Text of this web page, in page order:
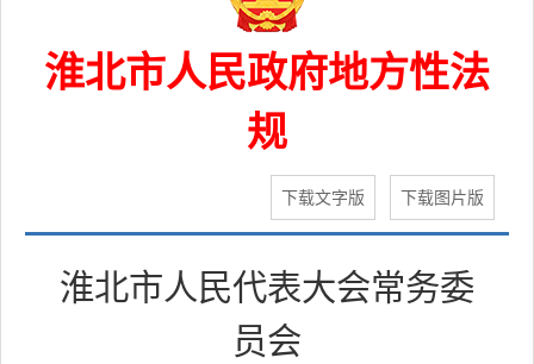
淮北市人民政府地方性法
规
下载文字版 下载图片版
淮北市人民代表大会常务委
员会